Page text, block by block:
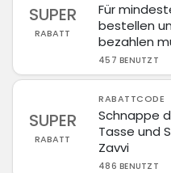
SUPER
RABATT
Für
bestellen
bezahlen
457 BENUTZT
SUPER
RABATT
RABATTCODE
Schnappe
Tasse und
Zavvi
486 BENUTZT